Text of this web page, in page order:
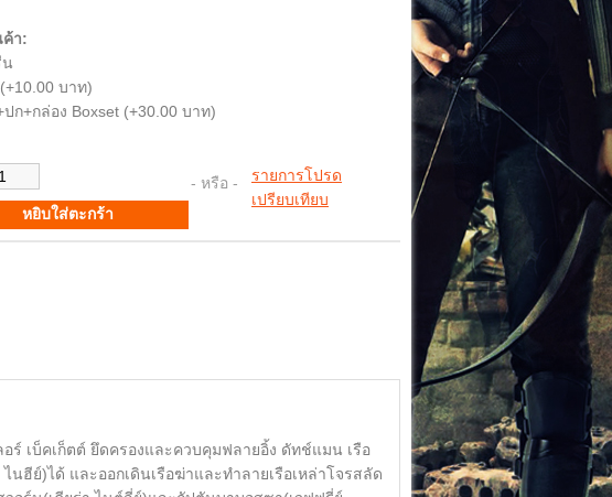
ค้า:
น
บาท)
ก+กล่อง Boxset (+30.00 บาท)
- หรือ - รายการโปรด
เปรียบเทียบ
เบ็คเก็ตต์ ยึดครองและควบคุมฟลายอิ้ง ดัทช์แมน เรือ
ฮีย์)ได้ และออกเดินเรือฆ่าและทำลายเรือเหล่าโจรสลัด